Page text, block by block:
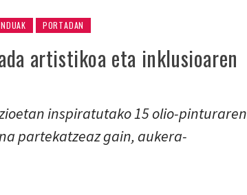
PORTADAN
artistikoa eta inklusioaren
inspiratutako 15 olio-pinturaren
partekatzeaz gain, aukera-